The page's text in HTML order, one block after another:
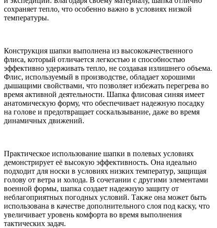
сохраняет тепло, что особенно важно в условиях низкой
температуры.
Конструкция шапки выполнена из высококачественного
флиса, который отличается легкостью и способностью
эффективно удерживать тепло, не создавая излишнего объема.
Флис, используемый в производстве, обладает хорошими
дышащими свойствами, что позволяет избежать перегрева во
время активной деятельности. Шапка флисовая синяя имеет
анатомическую форму, что обеспечивает надежную посадку
на голове и предотвращает соскальзывание, даже во время
динамичных движений.
Практическое использование шапки в полевых условиях
демонстрирует её высокую эффективность. Она идеально
подходит для носки в условиях низких температур, защищая
голову от ветра и холода. В сочетании с другими элементами
военной формы, шапка создает надежную защиту от
неблагоприятных погодных условий. Также она может быть
использована в качестве дополнительного слоя под каску, что
увеличивает уровень комфорта во время выполнения
тактических задач.